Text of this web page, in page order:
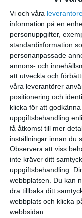
Vi och våra
information på en
personuppgifter,
standardinformation
personanpassade
annons- och
att utveckla och
våra leverantörer
positionering och
klicka för att
uppgiftsbehandling
få åtkomst till mer
inställningar innan du
Observera att viss
inte kräver ditt
uppgiftsbehandling.
webbplatsen. Du kan
dra tillbaka ditt
webbplats och klicka
webbsidan.
användaren
Detta sparar tid
upplevelse.
Personligt
Till skillnad från
lösningar också
preferenser,
Istället för att
analysera och
vilket resulterar i
Framtiden